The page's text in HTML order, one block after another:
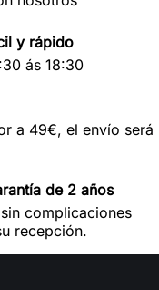
y rápido
ás 18:30
a 49€, el envío será
de 2 años
complicaciones
recepción.